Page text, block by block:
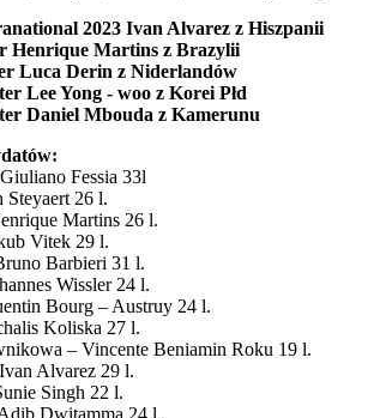
2023 Ivan Alvarez z Hiszpanii
Henrique Martins z Brazylii
Luca Derin z Niderlandów
Lee Yong - woo z Korei Płd
Daniel Mbouda z Kamerunu
Fessia 33l
Steyaert 26 l.
Martins 26 l.
Vitek 29 l.
Barbieri 31 l.
Wissler 24 l.
Bourg – Austruy 24 l.
Koliska 27 l.
– Vincente Beniamin Roku 19 l.
Alvarez 29 l.
Singh 22 l.